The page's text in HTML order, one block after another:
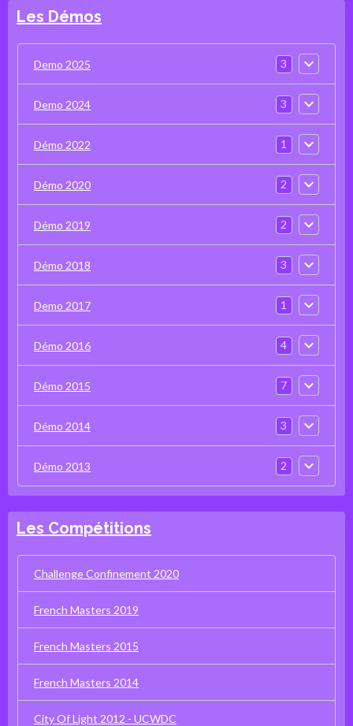
Les Démos
Demo 2025 3
Demo 2024 3
Démo 2022 1
Démo 2020 2
Démo 2019 2
Démo 2018 3
Demo 2017 1
Démo 2016 4
Démo 2015 7
Démo 2014 3
Démo 2013 2
Les Compétitions
Challenge Confinement 2020
French Masters 2019
French Masters 2015
French Masters 2014
City Of Light 2012 - UCWDC